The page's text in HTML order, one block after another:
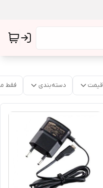
قیمت دسته‌بندی فقط